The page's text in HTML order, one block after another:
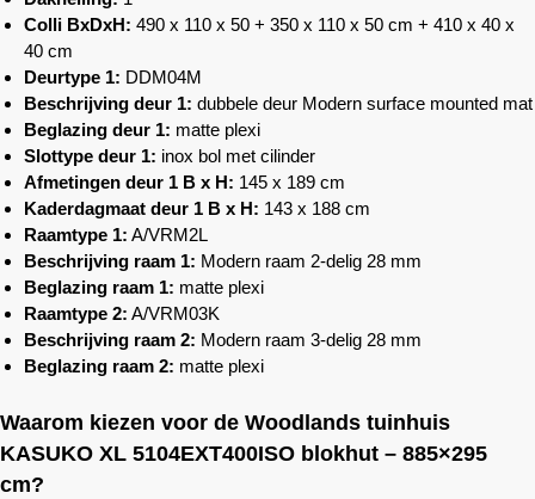
Colli BxDxH: 490 x 110 x 50 + 350 x 110 x 50 cm + 410 x 40 x
40 cm
Deurtype 1: DDM04M
Beschrijving deur 1: dubbele deur Modern surface mounted mat
Beglazing deur 1: matte plexi
Slottype deur 1: inox bol met cilinder
Afmetingen deur 1 B x H: 145 x 189 cm
Kaderdagmaat deur 1 B x H: 143 x 188 cm
Raamtype 1: A/VRM2L
Beschrijving raam 1: Modern raam 2-delig 28 mm
Beglazing raam 1: matte plexi
Raamtype 2: A/VRM03K
Beschrijving raam 2: Modern raam 3-delig 28 mm
Beglazing raam 2: matte plexi
Waarom kiezen voor de Woodlands tuinhuis
KASUKO XL 5104EXT400ISO blokhut – 885×295
cm?